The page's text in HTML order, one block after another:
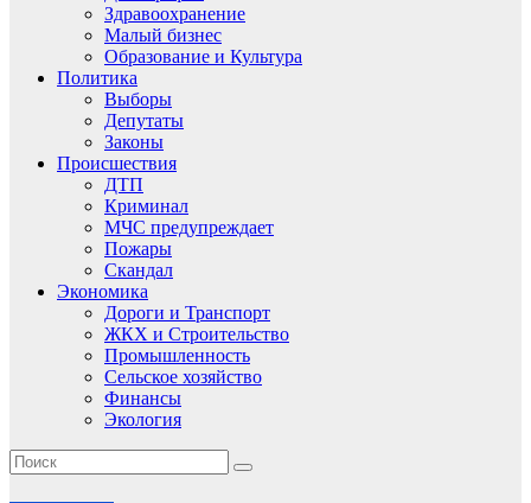
Здравоохранение
Малый бизнес
Образование и Культура
Политика
Выборы
Депутаты
Законы
Происшествия
ДТП
Криминал
МЧС предупреждает
Пожары
Скандал
Экономика
Дороги и Транспорт
ЖКХ и Строительство
Промышленность
Сельское хозяйство
Финансы
Экология